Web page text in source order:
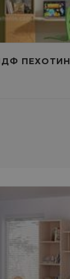
ПЕХОТИН